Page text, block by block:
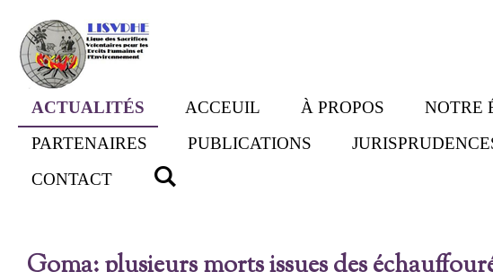
contenu
principal
ACTUALITÉS ACCEUIL À PROPOS NOTRE
PARTENAIRES
PUBLICATIONS
CONTACT